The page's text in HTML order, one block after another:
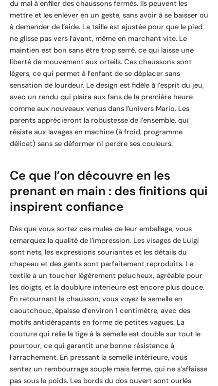
du mal à enfiler des chaussons fermés. Ils peuvent les
mettre et les enlever en un geste, sans avoir à se baisser ou
à demander de l’aide. La taille est ajustée pour que le pied
ne glisse pas vers l’avant, même en marchant vite. Le
maintien est bon sans être trop serré, ce qui laisse une
liberté de mouvement aux orteils. Ces chaussons sont
légers, ce qui permet à l’enfant de se déplacer sans
sensation de lourdeur. Le design est fidèle à l’esprit du jeu,
avec un rendu qui plaira aux fans de la première heure
comme aux nouveaux venus dans l’univers Mario. Les
parents apprécieront la robustesse de l’ensemble, qui
résiste aux lavages en machine (à froid, programme
délicat) sans se déformer ni perdre ses couleurs.
Ce que l’on découvre en les
prenant en main : des finitions qui
inspirent confiance
Dès que vous sortez ces mules de leur emballage, vous
remarquez la qualité de l’impression. Les visages de Luigi
sont nets, les expressions souriantes et les détails du
chapeau et des gants sont parfaitement reproduits. Le
textile a un toucher légèrement pelucheux, agréable pour
les doigts, et la doublure intérieure est encore plus douce.
En retournant le chausson, vous voyez la semelle en
caoutchouc, épaisse d’environ 1 centimètre, avec des
motifs antidérapants en forme de petites vagues. La
couture qui relie la tige à la semelle est double sur tout le
pourtour, ce qui garantit une bonne résistance à
l’arrachement. En pressant la semelle intérieure, vous
sentez un rembourrage souple mais ferme, qui ne s’affaisse
pas sous le poids. Les bords du dos ouvert sont ourlés